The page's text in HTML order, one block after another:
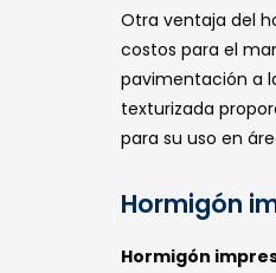
Otra ventaja del
costos para el
pavimentación a
texturizada
para su uso en
Hormigón
Hormigón